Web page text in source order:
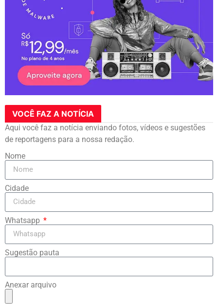
VOCÊ FAZ A NOTÍCIA
Aqui você faz a notícia enviando fotos, vídeos e sugestões
de reportagens para a nossa redação.
Nome
Cidade
Whatsapp
Sugestão pauta
Anexar arquivo